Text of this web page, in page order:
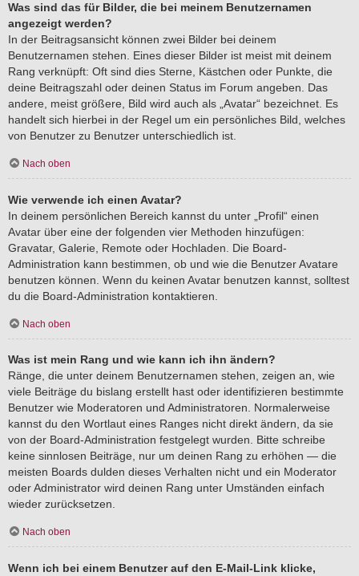
Was sind das für Bilder, die bei meinem Benutzernamen
angezeigt werden?
In der Beitragsansicht können zwei Bilder bei deinem
Benutzernamen stehen. Eines dieser Bilder ist meist mit deinem
Rang verknüpft: Oft sind dies Sterne, Kästchen oder Punkte, die
deine Beitragszahl oder deinen Status im Forum angeben. Das
andere, meist größere, Bild wird auch als „Avatar“ bezeichnet. Es
handelt sich hierbei in der Regel um ein persönliches Bild, welches
von Benutzer zu Benutzer unterschiedlich ist.
Nach oben
Wie verwende ich einen Avatar?
In deinem persönlichen Bereich kannst du unter „Profil“ einen
Avatar über eine der folgenden vier Methoden hinzufügen:
Gravatar, Galerie, Remote oder Hochladen. Die Board-
Administration kann bestimmen, ob und wie die Benutzer Avatare
benutzen können. Wenn du keinen Avatar benutzen kannst, solltest
du die Board-Administration kontaktieren.
Nach oben
Was ist mein Rang und wie kann ich ihn ändern?
Ränge, die unter deinem Benutzernamen stehen, zeigen an, wie
viele Beiträge du bislang erstellt hast oder identifizieren bestimmte
Benutzer wie Moderatoren und Administratoren. Normalerweise
kannst du den Wortlaut eines Ranges nicht direkt ändern, da sie
von der Board-Administration festgelegt wurden. Bitte schreibe
keine sinnlosen Beiträge, nur um deinen Rang zu erhöhen — die
meisten Boards dulden dieses Verhalten nicht und ein Moderator
oder Administrator wird deinen Rang unter Umständen einfach
wieder zurücksetzen.
Nach oben
Wenn ich bei einem Benutzer auf den E-Mail-Link klicke,